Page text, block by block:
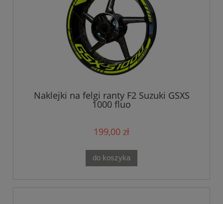
Naklejki na felgi ranty F2 Suzuki GSXS
1000 fluo
199,00 zł
do koszyka